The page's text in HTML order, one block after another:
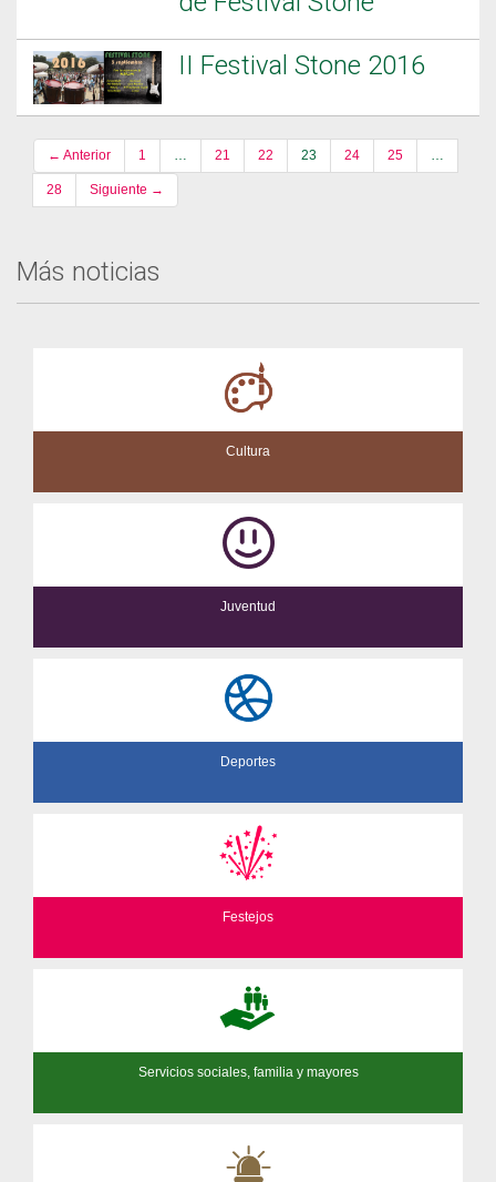
II Festival Stone 2016
← Anterior 1 … 21 22 23 24 25 …
28 Siguiente →
Más noticias
Cultura
Juventud
Deportes
Festejos
Servicios sociales, familia y mayores